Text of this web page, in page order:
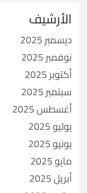
الأرشيف
ديسمبر 2025
نوفمبر 2025
أكتوبر 2025
سبتمبر 2025
أغسطس 2025
يوليو 2025
يونيو 2025
مايو 2025
أبريل 2025